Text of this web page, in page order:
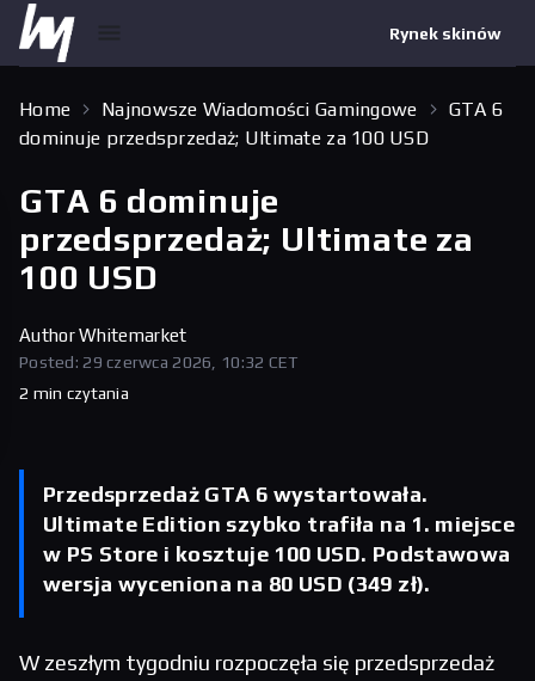
Rynek skinów
Home Najnowsze Wiadomości Gamingowe
GTA 6
dominuje przedsprzedaż; Ultimate za 100 USD
GTA 6 dominuje
przedsprzedaż; Ultimate za
100 USD
AuthorWhitemarket
Posted: 29 czerwca 2026, 10:32 CET
2 min czytania
Przedsprzedaż GTA 6 wystartowała.
Ultimate Edition szybko trafiła na 1. miejsce
w PS Store i kosztuje 100 USD. Podstawowa
wersja wyceniona na 80 USD (349 zł).
W zeszłym tygodniu rozpoczęła się przedsprzedaż